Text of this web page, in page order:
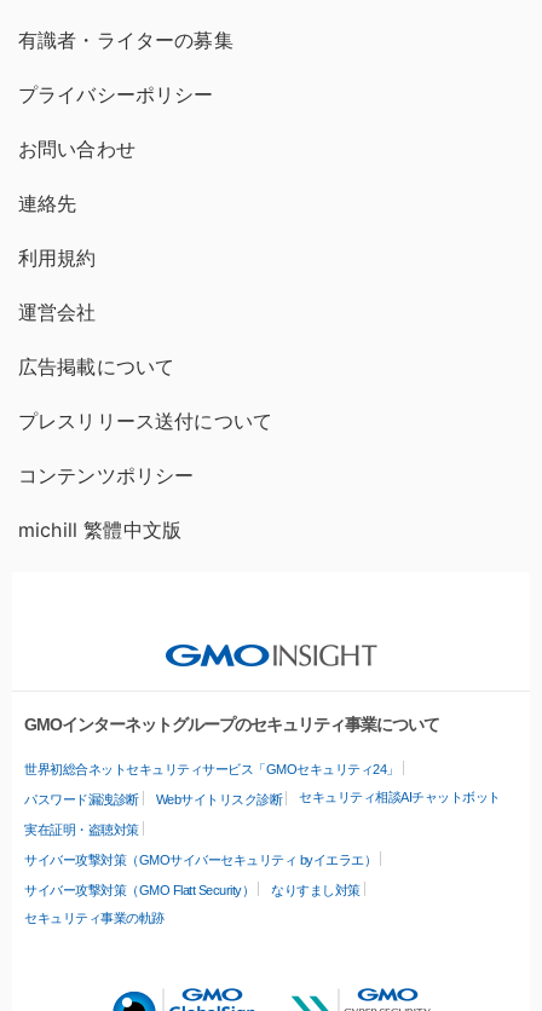
有識者・ライターの募集
プライバシーポリシー
お問い合わせ
連絡先
利用規約
運営会社
広告掲載について
プレスリリース送付について
コンテンツポリシー
michill 繁體中文版
GMOインターネットグループのセキュリティ事業について
世界初総合ネットセキュリティサービス「GMOセキュリティ24」
パスワード漏洩診断 Webサイトリスク診断 セキュリティ相談AIチャットボット
実在証明・盗聴対策
サイバー攻撃対策（GMOサイバーセキュリティ byイエラエ）
サイバー攻撃対策（GMO Flatt Security）
なりすまし対策
セキュリティ事業の軌跡